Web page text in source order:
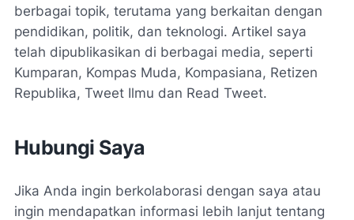
berbagai topik, terutama yang berkaitan dengan
pendidikan, politik, dan teknologi. Artikel saya
telah dipublikasikan di berbagai media, seperti
Kumparan, Kompas Muda, Kompasiana, Retizen
Republika, Tweet Ilmu dan Read Tweet.
Hubungi Saya
Jika Anda ingin berkolaborasi dengan saya atau
ingin mendapatkan informasi lebih lanjut tentang